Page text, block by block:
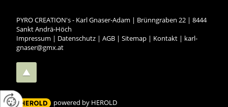
PYRO CREATION's - Karl Gnaser-Adam | Brünngraben 22 |8444
Sankt Andrä-Höch
Impressum | Datenschutz |AGB |Sitemap | Kontakt | karl-
gnaser@gmx.at
powered by HEROLD